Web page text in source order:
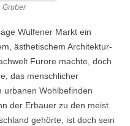
Gruber
Wulfener Markt ein
ästhetischem Architektur-
Furore machte, doch
das menschlicher
urbanen Wohlbefinden
der Erbauer zu den meist
gehörte, ist doch sein